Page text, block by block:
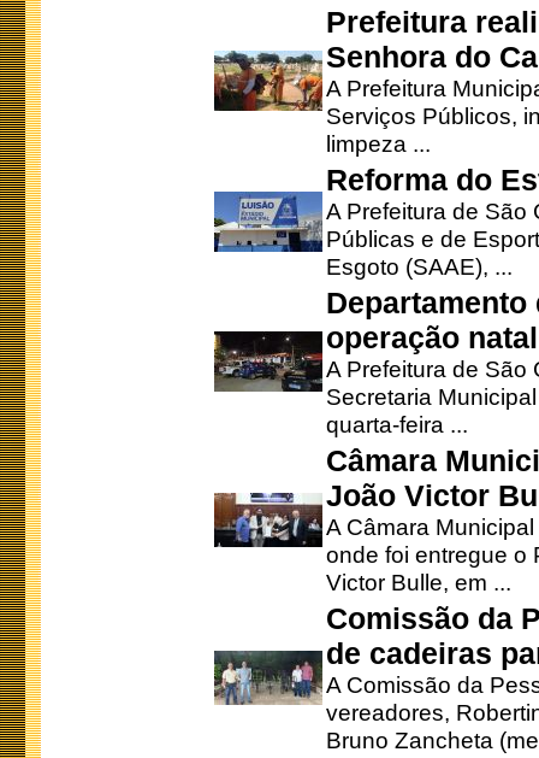
Prefeitura
Senhora do
A Prefeitura
Serviços Públicos,
limpeza ...
Reforma do
A Prefeitura de São
Públicas e de
Esgoto (SAAE), ...
operação
A Prefeitura de São
Secretaria
quarta-feira ...
Câmara
João Victor
A Câmara
onde foi entregue o
Victor Bulle, em ...
Comissão da
de cadeiras
A Comissão da
vereadores,
Bruno Zancheta